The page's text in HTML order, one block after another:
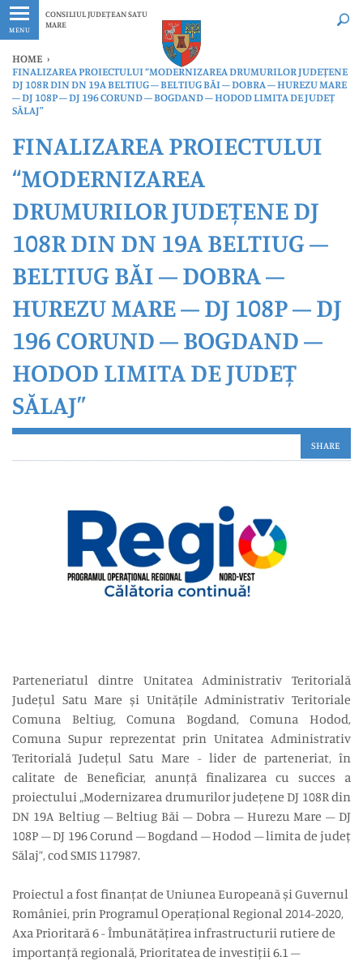
MENU
CONSILIUL JUDEȚEAN SATU
MARE
Ultimele
HOME ›
FINALIZAREA PROIECTULUI “MODERNIZAREA DRUMURILOR JUDEȚENE
DJ 108R DIN DN 19A BELTIUG – BELTIUG BĂI – DOBRA – HUREZU MARE
– DJ 108P – DJ 196 CORUND – BOGDAND – HODOD LIMITA DE JUDEȚ
SĂLAJ”
FINALIZAREA PROIECTULUI
“MODERNIZAREA
DRUMURILOR JUDEȚENE DJ
108R DIN DN 19A BELTIUG –
BELTIUG BĂI – DOBRA –
HUREZU MARE – DJ 108P – DJ
196 CORUND – BOGDAND –
HODOD LIMITA DE JUDEȚ
SĂLAJ”
SHARE
Parteneriatul dintre Unitatea Administrativ Teritorială
Județul Satu Mare și Unitățile Administrativ Teritoriale
Comuna Beltiug, Comuna Bogdand, Comuna Hodod,
Comuna Supur reprezentat prin Unitatea Administrativ
Teritorială Județul Satu Mare - lider de parteneriat, în
calitate de Beneficiar, anunță finalizarea cu succes a
proiectului „Modernizarea drumurilor județene DJ 108R din
DN 19A Beltiug – Beltiug Băi – Dobra – Hurezu Mare – DJ
108P – DJ 196 Corund – Bogdand – Hodod – limita de județ
Sălaj”, cod SMIS 117987.
Proiectul a fost finanțat de Uniunea Europeană și Guvernul
României, prin Programul Operațional Regional 2014-2020,
Axa Prioritară 6 - Îmbunătățirea infrastructurii rutiere de
importanță regională, Prioritatea de investiții 6.1 –